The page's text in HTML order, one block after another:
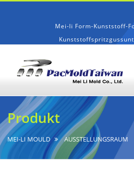
Mei-li Form-Kunststoff-
Mei-
Form-
Kunststoff-
Formenbau
Produkt
Produkt
MEI-LI MOULD AUSSTELLUNGSRAUM